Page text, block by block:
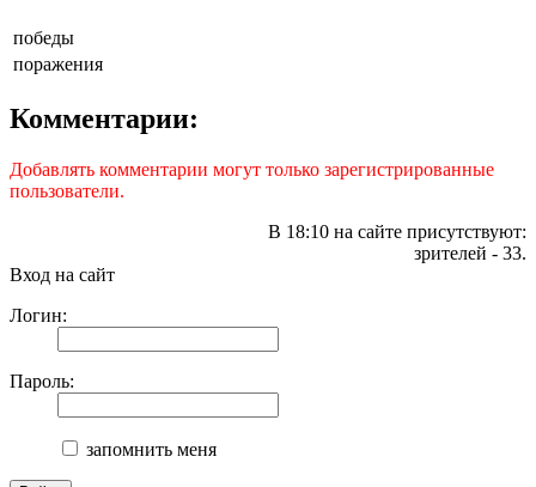
победы
поражения
Комментарии:
Добавлять комментарии могут только зарегистрированные
пользователи.
В 18:10 на сайте присутствуют:
зрителей - 33.
Вход на сайт
Логин:
Пароль:
запомнить меня